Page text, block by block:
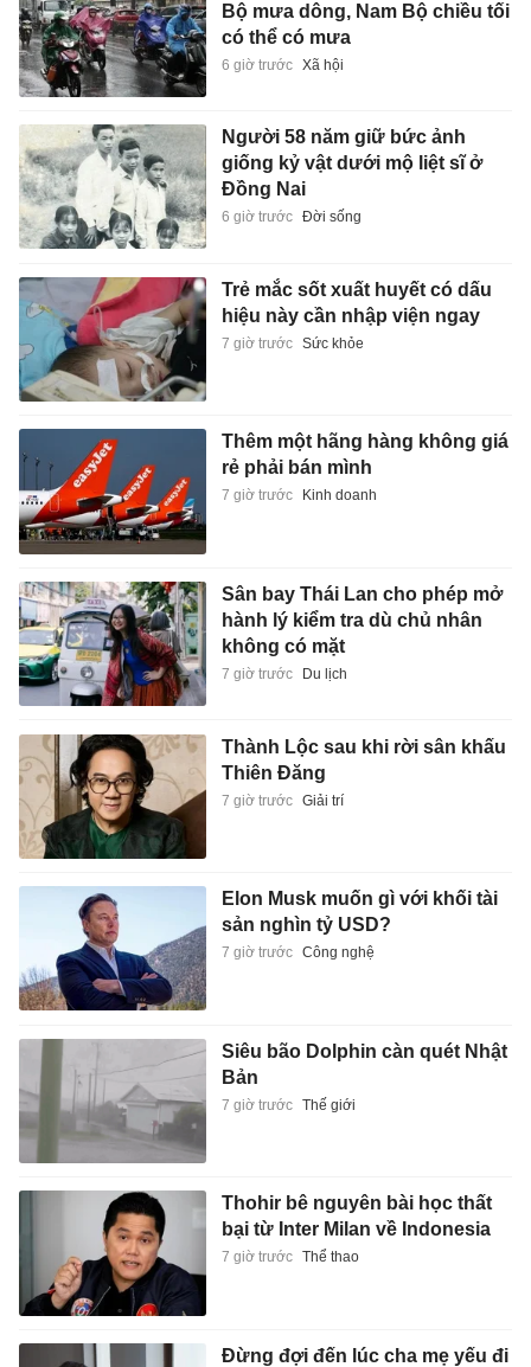
Bộ mưa dông, Nam Bộ chiều tối
có thể có mưa
6 giờ trước Xã hội
Người 58 năm giữ bức ảnh
giống kỷ vật dưới mộ liệt sĩ ở
Đồng Nai
6 giờ trước Đời sống
Trẻ mắc sốt xuất huyết có dấu
hiệu này cần nhập viện ngay
7 giờ trước Sức khỏe
Thêm một hãng hàng không giá
rẻ phải bán mình
7 giờ trước Kinh doanh
Sân bay Thái Lan cho phép mở
hành lý kiểm tra dù chủ nhân
không có mặt
7 giờ trước Du lịch
Thành Lộc sau khi rời sân khấu
Thiên Đăng
7 giờ trước Giải trí
Elon Musk muốn gì với khối tài
sản nghìn tỷ USD?
7 giờ trước Công nghệ
Siêu bão Dolphin càn quét Nhật
Bản
7 giờ trước Thế giới
Thohir bê nguyên bài học thất
bại từ Inter Milan về Indonesia
7 giờ trước Thể thao
Đừng đợi đến lúc cha mẹ yếu đi